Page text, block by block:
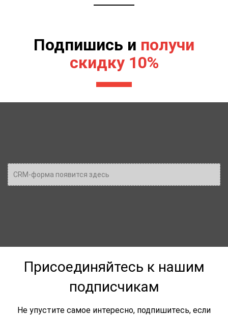
Подпишись и получи
скидку 10%
CRM-форма появится здесь
Присоединяйтесь к нашим
подписчикам
Не упустите самое интересно, подпишитесь, если